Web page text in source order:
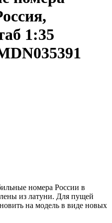
1:35
номера России в
из латуни. Для пущей
на модель в виде новых